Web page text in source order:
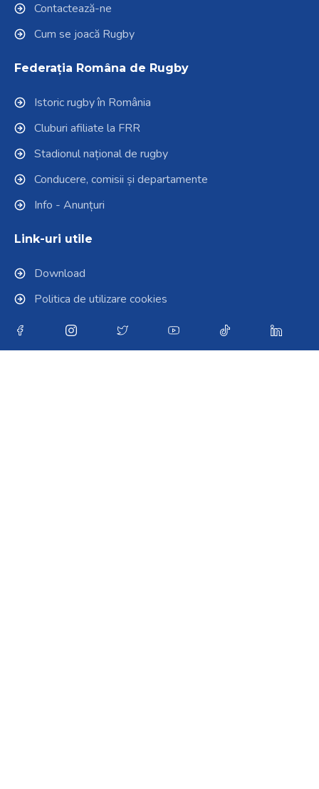
Contactează-ne
Cum se joacă Rugby
Federația Româna de Rugby
Istoric rugby în România
Cluburi afiliate la FRR
Stadionul național de rugby
Conducere, comisii și departamente
Info - Anunțuri
Link-uri utile
Download
Politica de utilizare cookies